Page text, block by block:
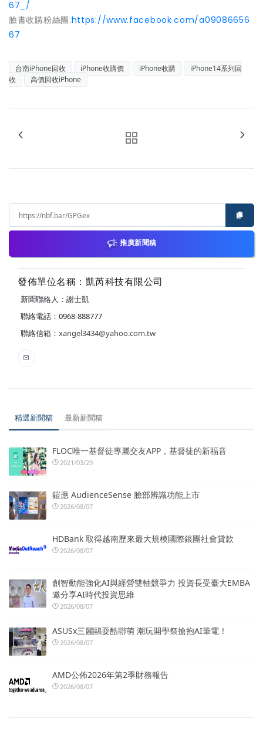
67_/
臉書收購粉絲團:https://www.facebook.com/a09086656
67
台南iPhone回收 iPhone收購價 iPhone收購
iPhone14系列回
收
高價回收iPhone
推廣新聞稿
發佈單位名稱：凱芮科技有限公司
新聞聯絡人：謝士凱
聯絡電話：0968-888777
聯絡信箱： xangel3434@yahoo.com.tw
精選新聞稿 最新新聞稿
FLOC唯一基督徒專屬交友APP，基督徒的新福音
2021/03/29
鎧應 AudienceSense 臉部辨識功能上市
2026/08/07
HDBank 取得越南歷來最大規模國際銀團社會貸款
2026/08/07
創智動能強化AI與經營雙軸競爭力 投資長受臺大EMBA
邀分享AI時代投資思維
2026/08/07
ASUSx三麗鷗耍酷聯萌 潮玩開學祭搶抱AI筆電！
2026/08/07
AMD公佈2026年第2季財務報告
2026/08/07